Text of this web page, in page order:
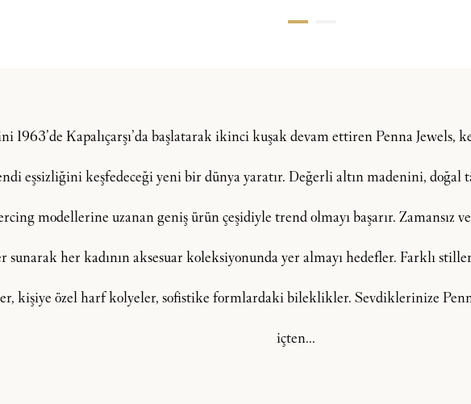
1963’de Kapalıçarşı’da başlatarak ikinci kuşak devam ettiren Penna Jewels,
eşsizliğini keşfedeceği yeni bir dünya yaratır. Değerli altın madenini,
modellerine uzanan geniş ürün çeşidiyle trend olmayı başarır. Zamansız
her kadının aksesuar koleksiyonunda yer almayı hedefler. Farklı
kişiye özel harf kolyeler, sofistike formlardaki bileklikler. Sevdiklerinize
içten...